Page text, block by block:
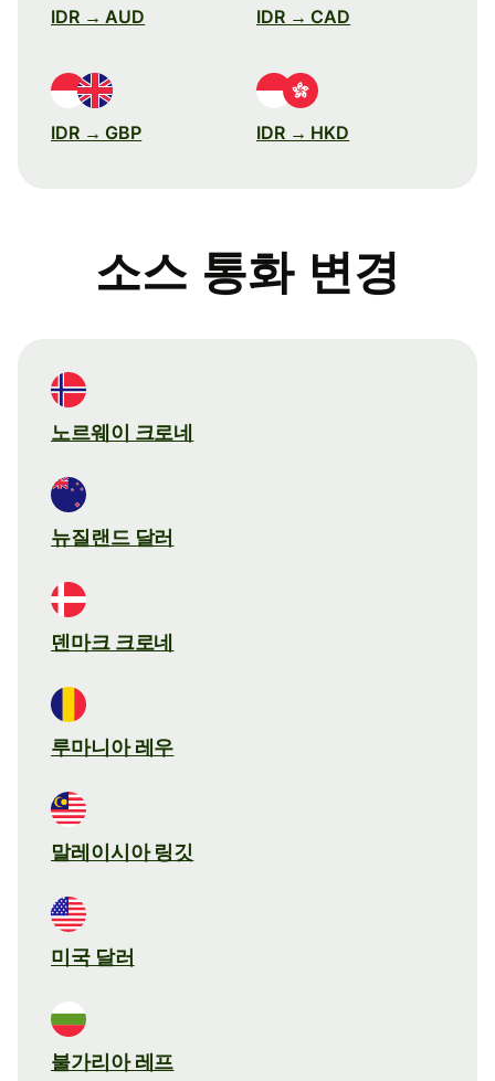
IDR → AUD IDR → CAD
IDR → GBP IDR → HKD
소스 통화 변경
노르웨이 크로네
뉴질랜드 달러
덴마크 크로네
루마니아 레우
말레이시아 링깃
미국 달러
불가리아 레프